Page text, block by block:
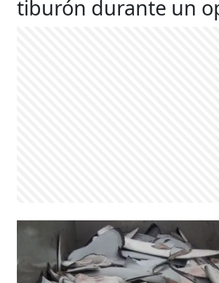
tiburón durante un